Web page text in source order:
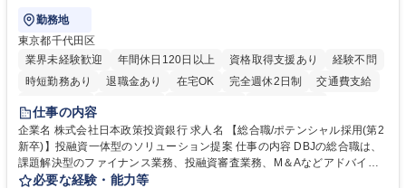
勤務地
東京都千代田区
業界未経験歓迎
年間休日120日以上 資格取得支援あり
経験不問
時短勤務あり
退職金あり 在宅OK 完全週休2日制
交通費支給
駅近5分以内
食事補助あり
託児所あり
仕事の内容
企業名 株式会社日本政策投資銀行 求人名 【総合職/ポテンシャル採用(第2
新卒)】投融資一体型のソリューション提案 仕事の内容 DBJの総合職は、
課題解決型のファイナンス業務、投融資審査業務、M＆Aなどアドバイザ
リー業務、地域戦略企画業務など、多様な業務に精通し、複数の専門性を
必要な経験・能力等